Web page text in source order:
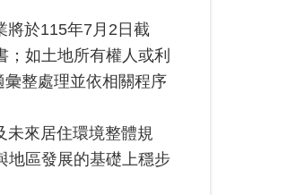
將於115年7月2日截
如土地所有權人或利
整處理並依相關程序
未來居住環境整體規
地區發展的基礎上穩步